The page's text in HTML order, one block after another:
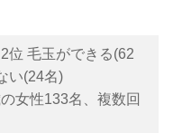
位 毛玉ができる(62
い(24名)
⼥性133名、複数回